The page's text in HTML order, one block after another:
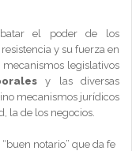
el poder de los
y su fuerza en
legislativos
y las diversas
mecanismos jurídicos
la de los negocios.
notario” que da fe